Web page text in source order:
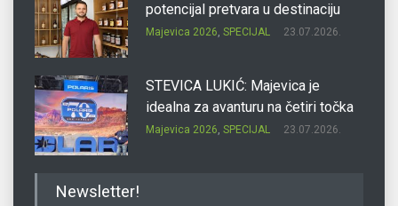
potencijal pretvara u destinaciju
Majevica 2026, SPECIJAL 23.07.2026.
STEVICA LUKIĆ: Majevica je
idealna za avanturu na četiri točka
Majevica 2026, SPECIJAL 23.07.2026.
Newsletter!